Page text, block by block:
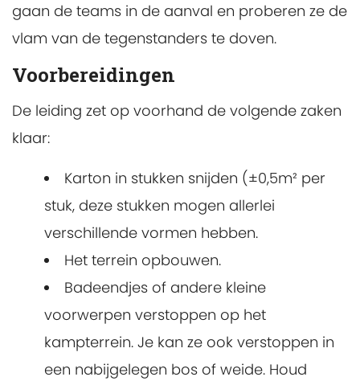
gaan de teams in de aanval en proberen ze de
vlam van de tegenstanders te doven.
Voorbereidingen
De leiding zet op voorhand de volgende zaken
klaar:
Karton in stukken snijden (±0,5m² per
stuk, deze stukken mogen allerlei
verschillende vormen hebben.
Het terrein opbouwen.
Badeendjes of andere kleine
voorwerpen verstoppen op het
kampterrein. Je kan ze ook verstoppen in
een nabijgelegen bos of weide. Houd